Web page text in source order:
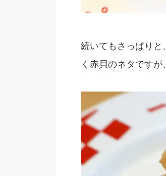
続いてもさっぱりと
く赤貝のネタですが